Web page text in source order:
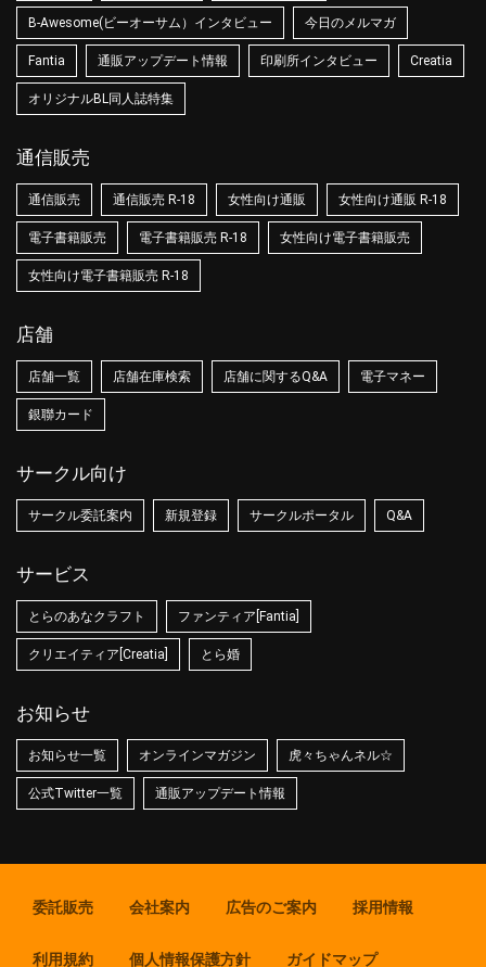
B-Awesome(ビーオーサム）インタビュー 今日のメルマガ
Fantia 通販アップデート情報 印刷所インタビュー Creatia
オリジナルBL同人誌特集
通信販売
通信販売 通信販売 R-18 女性向け通販 女性向け通販 R-18
電子書籍販売 電子書籍販売 R-18 女性向け電子書籍販売
女性向け電子書籍販売 R-18
店舗
店舗一覧 店舗在庫検索 店舗に関するQ&A 電子マネー
銀聯カード
サークル向け
サークル委託案内 新規登録 サークルポータル Q&A
サービス
とらのあなクラフト ファンティア[Fantia]
クリエイティア[Creatia] とら婚
お知らせ
お知らせ一覧 オンラインマガジン 虎々ちゃんネル☆
公式Twitter一覧 通販アップデート情報
委託販売 会社案内 広告のご案内 採用情報
利用規約 個人情報保護方針 ガイドマップ